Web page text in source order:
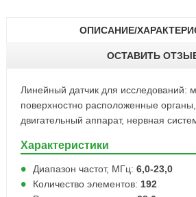
ОПИСАНИЕ/
ОСТАВИТЬ
Линейный датчик для исследований:
поверхностно расположенные
двигательный аппарат, нервная
Характеристики
Диапазон частот, МГц: 6,0-23,0
Количество элементов: 192